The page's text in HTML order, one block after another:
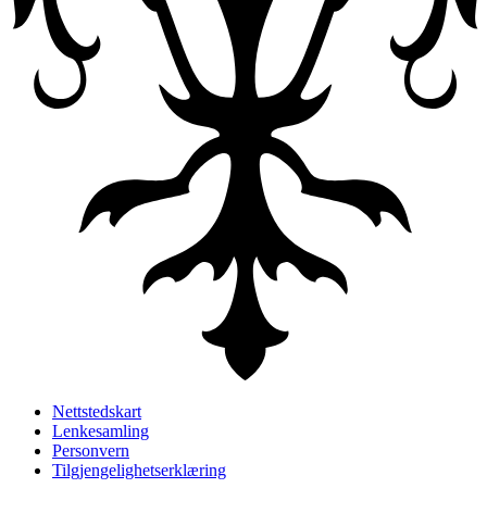
Nettstedskart
Lenkesamling
Personvern
Tilgjengelighetserklæring